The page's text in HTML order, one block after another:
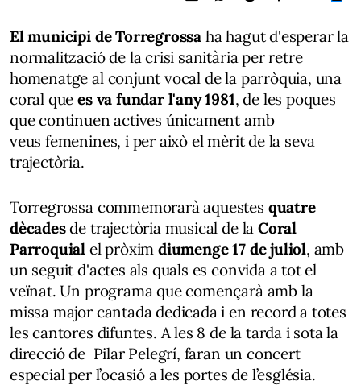
El municipi de Torregrossa ha hagut d'esperar la
normalització de la crisi sanitària per retre
homenatge al conjunt vocal de la parròquia, una
coral quees va fundar l'any 1981, de les poques
que continuen actives únicament amb
veus femenines, i per això el mèrit de la seva
trajectòria.
Torregrossa commemorarà aquestes quatre
dècadesde trajectòria musical de la Coral
Parroquial el pròximdiumenge 17 de juliol, amb
un seguit d'actes als quals es convida a tot el
veïnat. Un programa que començarà amb la
missa major cantada dedicada i en record a totes
les cantores difuntes. A les 8 de la tarda i sota la
direcció de Pilar Pelegrí, faran un concert
especial per l’ocasió a les portes de l’església.